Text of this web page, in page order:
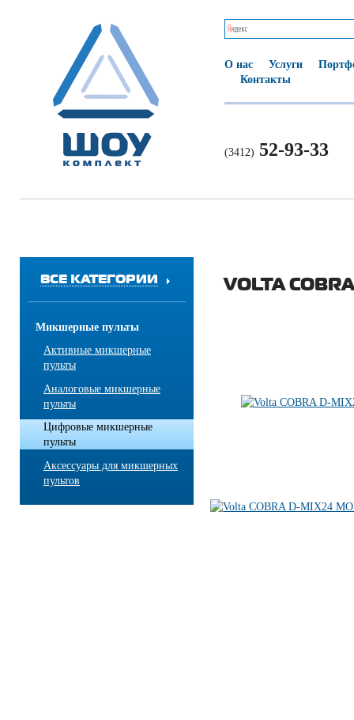
О нас Услуги
Контакты
(3412) 52-93-33
ВСЕ КАТЕГОРИИ
Микшерные пульты
Активные микшерные
пульты
Аналоговые микшерные
пульты
Цифровые микшерные
пульты
Аксессуары для микшерных
пультов
VOLTA